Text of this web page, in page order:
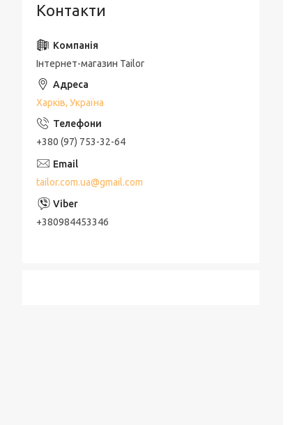
Контакти
Інтернет-магазин Tailor
Харків, Україна
+380 (97) 753-32-64
tailor.com.ua@gmail.com
+380984453346